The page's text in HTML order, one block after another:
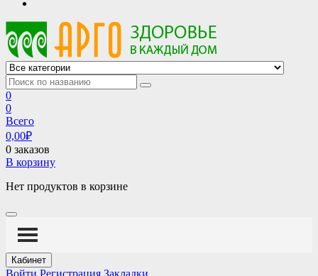
АРГО интернет магазин, доставка в Москве и по всей России
АРГО каталог каталог продукции, официальные цены
0
0
Всего
0,00₽
0 заказов
В корзину
Нет продуктов в корзине
Кабинет
Войти Регистрация Закладки